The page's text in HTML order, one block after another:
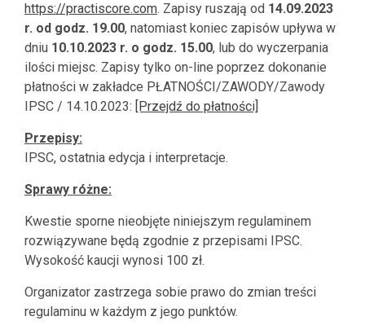
https://practiscore.com. Zapisy ruszają od 14.09.2023
r. od godz. 19.00, natomiast koniec zapisów upływa w
dniu 10.10.2023 r. o godz. 15.00, lub do wyczerpania
ilości miejsc. Zapisy tylko on-line poprzez dokonanie
płatności w zakładce PŁATNOŚCI/ZAWODY/Zawody
IPSC / 14.10.2023: [Przejdź do płatności]
Przepisy:
IPSC, ostatnia edycja i interpretacje.
Sprawy różne:
Kwestie sporne nieobjęte niniejszym regulaminem
rozwiązywane będą zgodnie z przepisami IPSC.
Wysokość kaucji wynosi 100 zł.
Organizator zastrzega sobie prawo do zmian treści
regulaminu w każdym z jego punktów.